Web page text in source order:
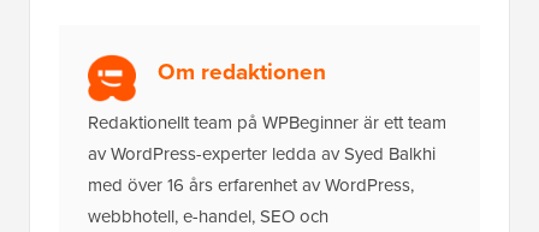
Om redaktionen
Redaktionellt team på WPBeginner är ett team
av WordPress-experter ledda av Syed Balkhi
med över 16 års erfarenhet av WordPress,
webbhotell, e-handel, SEO och